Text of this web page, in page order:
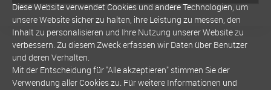
Diese Website verwendet Cookies und andere Technologien, um
unsere Website sicher zu halten, ihre Leistung zu messen, den
Inhalt zu personalisieren und Ihre Nutzung unserer Website zu
verbessern. Zu diesem Zweck erfassen wir Daten über Benutzer
und deren Verhalten.
Mit der Entscheidung für "Alle akzeptieren" stimmen Sie der
Verwendung aller Cookies zu. Für weitere Informationen und